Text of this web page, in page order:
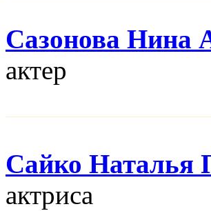
Сазонова Нина
актер
Сайко Наталья
актриса